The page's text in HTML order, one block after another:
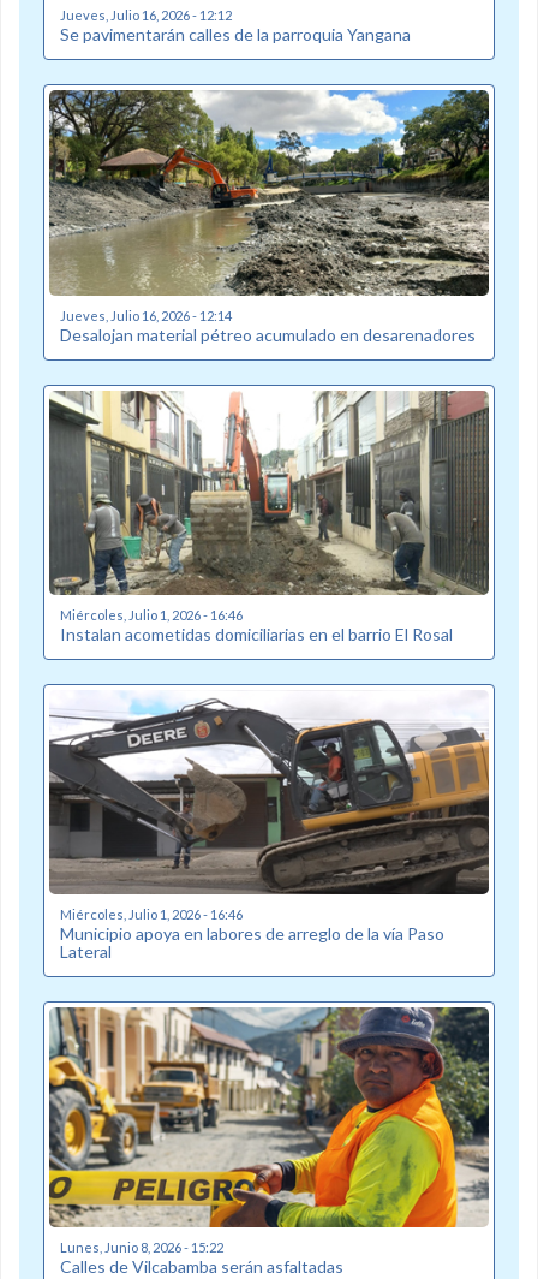
Jueves, Julio 16, 2026 - 12:12
Se pavimentarán calles de la parroquia Yangana
Jueves, Julio 16, 2026 - 12:14
Desalojan material pétreo acumulado en desarenadores
Miércoles, Julio 1, 2026 - 16:46
Instalan acometidas domiciliarias en el barrio El Rosal
Miércoles, Julio 1, 2026 - 16:46
Municipio apoya en labores de arreglo de la vía Paso
Lateral
Lunes, Junio 8, 2026 - 15:22
Calles de Vilcabamba serán asfaltadas